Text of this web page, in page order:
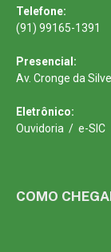
Telefone:
(91) 99165-1391
Presencial:
Av. Cronge da
Eletrônico:
Ouvidoria / e-SIC
COMO